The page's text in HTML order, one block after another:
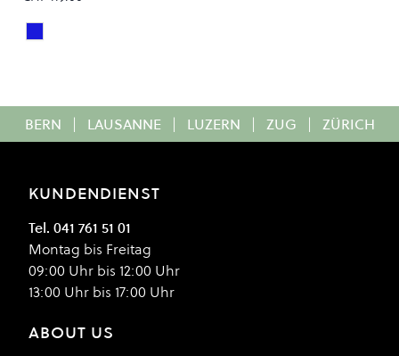
Colour
Light Indigo
BERN | LAUSANNE | LUZERN | ZUG | ZÜRICH
KUNDENDIENST
Tel. 041 761 51 01
Montag bis Freitag
09:00 Uhr bis 12:00 Uhr
13:00 Uhr bis 17:00 Uhr
ABOUT US